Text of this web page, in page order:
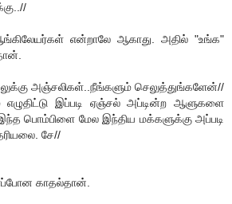
என்றாலே ஆகாது. அதில் "உங்க"
அஞ்சலிகள்..நீங்களும் செலுத்துங்களேன்//
எழுதிட்டு இப்படி ஏஞ்சல் அப்டின்ற ஆளுகளை
பொம்பிளை மேல இந்திய மக்களுக்கு அப்படி
சே//
காதல்தான்.